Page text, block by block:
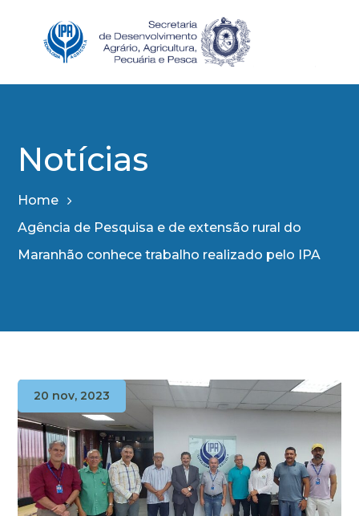
Notícias
Home
Agência de Pesquisa e de extensão rural do
Maranhão conhece trabalho realizado pelo IPA
20 nov, 2023